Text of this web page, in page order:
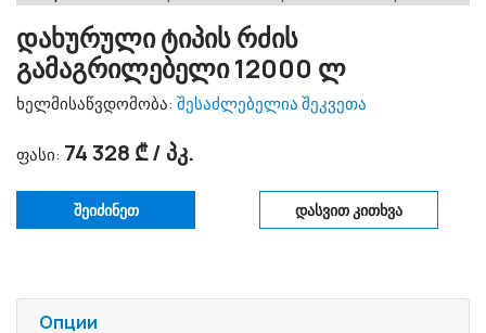
დახურული ტიპის რძის
გამაგრილებელი 12000 ლ
ხელმისაწვდომობა: შესაძლებელია შეკვეთა
ფასი: 74 328 ₾ / პკ.
შეიძინეთ დასვით კითხვა
Опции